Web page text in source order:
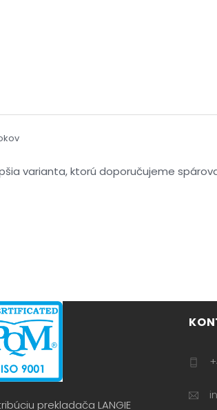
varianta, ktorú doporučujeme
prekladača LANGIE